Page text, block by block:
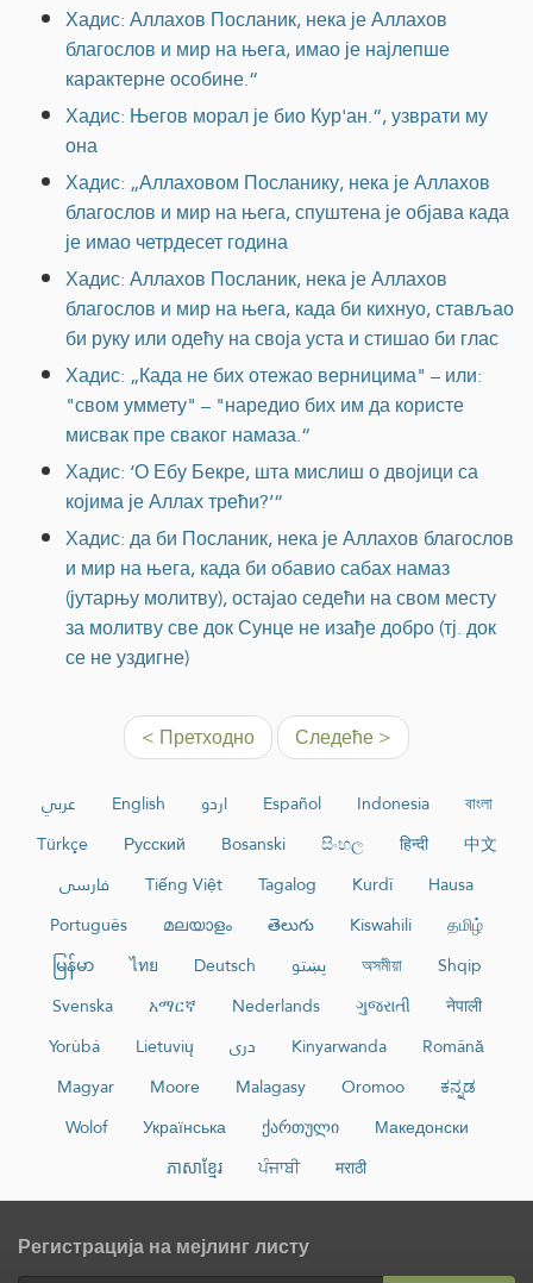
Хадис: Аллахов Посланик, нека је Аллахов
благослов и мир на њега, имао је најлепше
карактерне особине.“
Хадис: Његов морал је био Кур'ан.“, узврати му
она
Хадис: „Аллаховом Посланику, нека је Аллахов
благослов и мир на њега, спуштена је објава када
је имао четрдесет година
Хадис: Аллахов Посланик, нека је Аллахов
благослов и мир на њега, када би кихнуо, стављао
би руку или одећу на своја уста и стишао би глас
Хадис: „Када не бих отежао верницима" – или:
"свом уммету" – "наредио бих им да користе
мисвак пре сваког намаза.“
Хадис: ‘О Ебу Бекре, шта мислиш о двојици са
којима је Аллах трећи?’“
Хадис: да би Посланик, нека је Аллахов благослов
и мир на њега, када би обавио сабах намаз
(јутарњу молитву), остајао седећи на свом месту
за молитву све док Сунце не изађе добро (тј. док
се не уздигне)
< Претходно Следеће >
عربي English اردو Español Indonesia
বাংলা
Türkçe
Русский Bosanski සිංහල हिन्दी
中文
فارسی
Tiếng Việt Tagalog Kurdî
Hausa
Português
മലയാളം తెలుగు Kiswahili
தமிழ்
မြန်မာ
ไทย Deutsch پښتو অসমীয়া
Shqip
Svenska
አማርኛ Nederlands ગુજરાતી
नेपाली
Yorùbá
Lietuvių دری Kinyarwanda
Română
Magyar
Moore Malagasy Oromoo
ಕನ್ನಡ
Wolof
Українська ქართული
Македонски
ភាសាខ្មែរ
ਪੰਜਾਬੀ मराठी
Регистрација на мејлинг листу